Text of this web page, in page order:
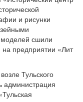
и рисунки
сшили
на предприятии «Лит
Тульского
администрация